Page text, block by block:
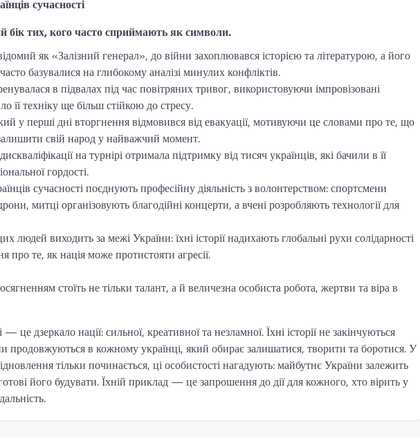
сучасності
бік тих, кого часто сприймають як символи.
як «Залізний генерал», до війни захоплювався історією та літературою, а його
базувалися на глибокому аналізі минулих конфліктів.
в підвалах під час повітряних тривог, використовуючи імпровізовані
її техніку ще більш стійкою до стресу.
у перші дні вторгнення відмовився від евакуації, мотивуючи це словами про те, що
свій народ у найважчий момент.
на турнірі отримала підтримку від тисяч українців, які бачили в її
гордості.
сучасності поєднують професійну діяльність з волонтерством: спортсмени
митці організовують благодійні концерти, а вчені розробляють технології для
людей виходить за межі України: їхні історії надихають глобальні рухи солідарності
про те, як нація може протистояти агресії.
стоїть не тільки талант, а й величезна особиста робота, жертви та віра в
це дзеркало нації: сильної, креативної та незламної. Їхні історії не закінчуються
в кожному українці, який обирає залишатися, творити та боротися. У
тільки починається, ці особистості нагадують: майбутнє України залежить
його будувати. Їхній приклад — це запрошення до дії для кожного, хто вірить у